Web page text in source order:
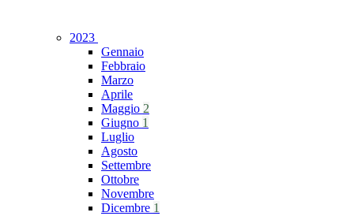
2023
Gennaio
Febbraio
Marzo
Aprile
Maggio 2
Giugno 1
Luglio
Agosto
Settembre
Ottobre
Novembre
Dicembre 1